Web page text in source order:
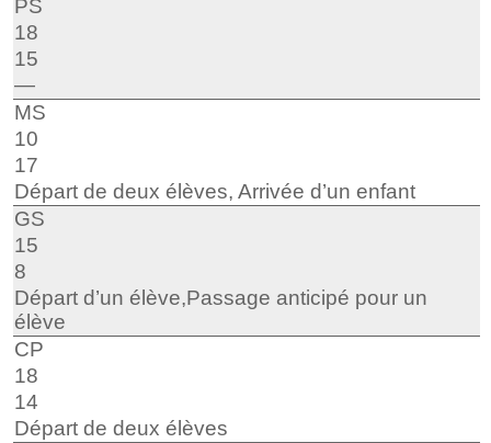
PS
18
15
—
MS
10
17
Départ de deux élèves, Arrivée d’un enfant
GS
15
8
Départ d’un élève,Passage anticipé pour un
élève
CP
18
14
Départ de deux élèves